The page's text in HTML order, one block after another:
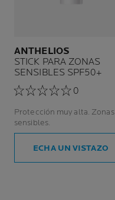
ANTHELIOS
STICK PARA ZONAS
SENSIBLES SPF50+
0
Protección muy alta. Zonas
sensibles.
ECHA UN VISTAZO